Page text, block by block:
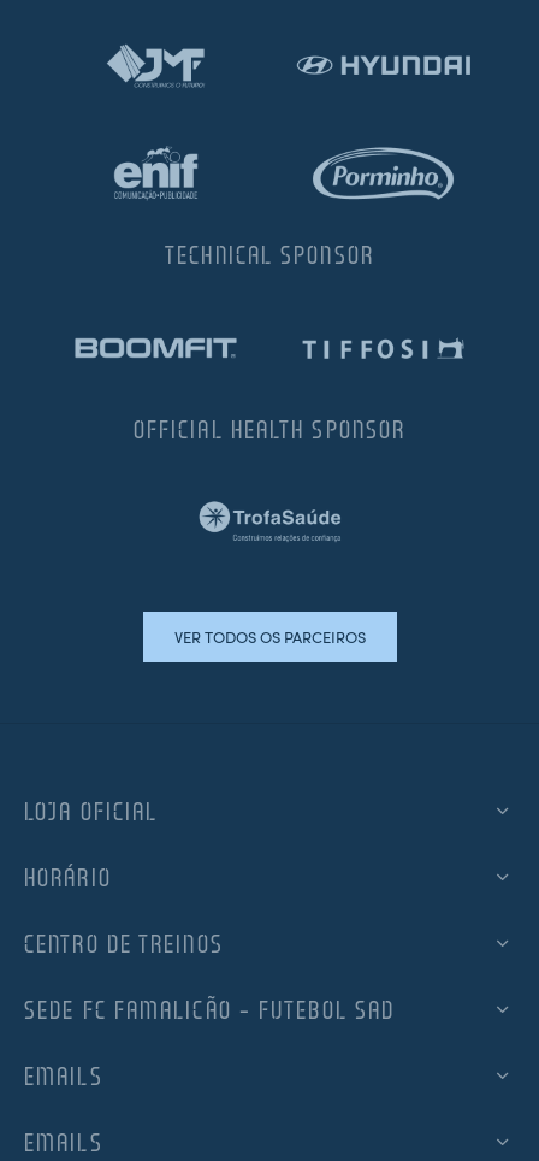
TECHNICAL SPONSOR
OFFICIAL HEALTH SPONSOR
VER TODOS OS PARCEIROS
LOJA OFICIAL
HORÁRIO
CENTRO DE TREINOS
SEDE FC FAMALICÃO – FUTEBOL SAD
EMAILS
EMAILS